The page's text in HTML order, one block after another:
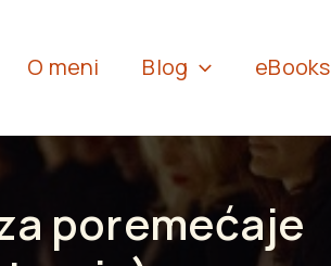
O meni Blog eBooks
poremećaje